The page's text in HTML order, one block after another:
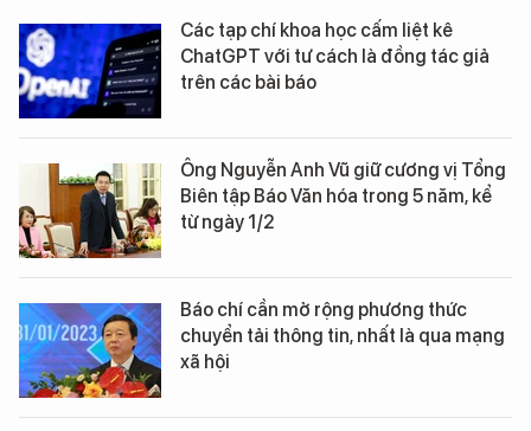
Các tạp chí khoa học cấm liệt kê
ChatGPT với tư cách là đồng tác giả
trên các bài báo
Ông Nguyễn Anh Vũ giữ cương vị Tổng
Biên tập Báo Văn hóa trong 5 năm, kể
từ ngày 1/2
Báo chí cần mở rộng phương thức
chuyển tải thông tin, nhất là qua mạng
xã hội